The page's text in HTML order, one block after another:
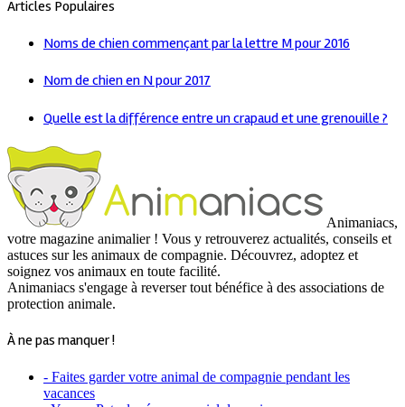
Articles Populaires
Noms de chien commençant par la lettre M pour 2016
Nom de chien en N pour 2017
Quelle est la différence entre un crapaud et une grenouille ?
Animaniacs,
votre magazine animalier ! Vous y retrouverez actualités, conseils et
astuces sur les animaux de compagnie. Découvrez, adoptez et
soignez vos animaux en toute facilité.
Animaniacs s'engage à reverser tout bénéfice à des associations de
protection animale.
À ne pas manquer !
- Faites garder votre animal de compagnie pendant les
vacances